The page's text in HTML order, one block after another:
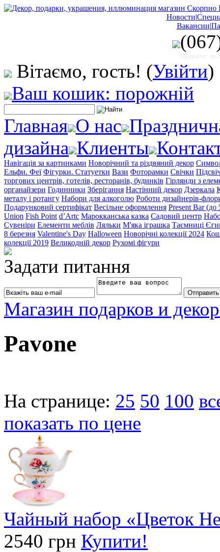
Новости|
Вакансии|
Працюємо: пн-
Вітаємо, гость! (Увійти)
Ваш кошик: порожній
Главная О нас
дизайна Клиенты
Навігація за картинками Новорічний та різдвяний декор
Ельфи. Феї Фігурки. Статуетки Вази Фоторамки Свічки
торгових центрів, готелів, ресторанів, будинків Гірлянди з
органайзери Годинники Зберігання Настінний декор Дзеркала
металу і ротангу Набори для алкоголю Роботи дизайнерів-
Подарунковий сертифікат Весільне оформлення Present Bar (до
Union Fish Point d’Artc Марокканська казка Садовий центр
Сувеніри Елементи меблів Ляльки М'яка іграшка Таємниці
8 березня Valentine's Day Halloween Новорічні колекції 2024
колекції 2019 Великодній декор Рухомі фігури
Задати питання
Магазин подарков и
Pavone
На странице: 25 50 100
показать по цене
Чайный набор «Цветок
2540 грн Купити!